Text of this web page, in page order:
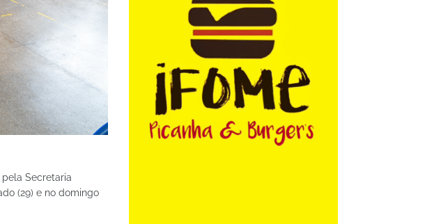
pela Secretaria
(29) e no domingo